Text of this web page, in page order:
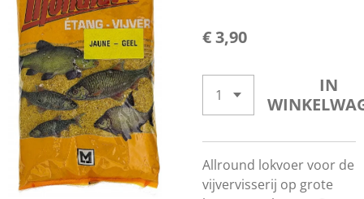
€ 3,90
IN
Allround lokvoer voor de
vijvervisserij op grote